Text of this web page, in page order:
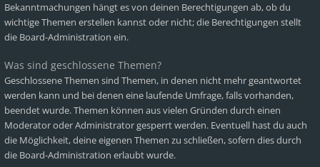
Bekanntmachungen hängt es von deinen Berechtigungen ab, ob du
wichtige Themen erstellen kannst oder nicht; die Berechtigungen stellt
die Board-Administration ein.
Was sind geschlossene Themen?
Geschlossene Themen sind Themen, in denen nicht mehr geantwortet
werden kann und bei denen eine laufende Umfrage, falls vorhanden,
beendet wurde. Themen können aus vielen Gründen durch einen
Moderator oder Administrator gesperrt werden. Eventuell hast du auch
die Möglichkeit, deine eigenen Themen zu schließen, sofern dies durch
die Board-Administration erlaubt wurde.